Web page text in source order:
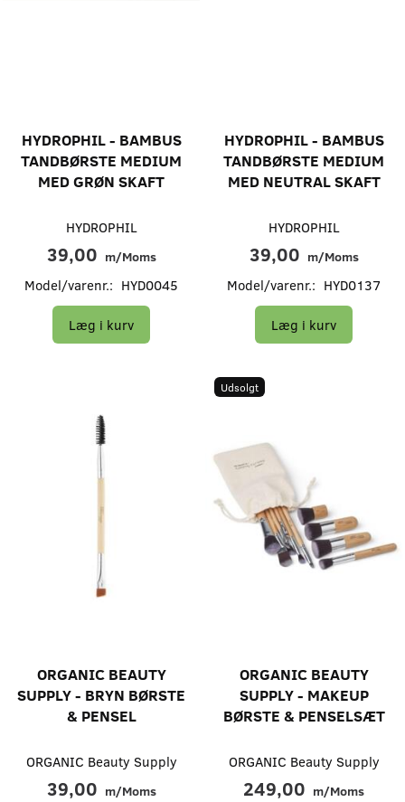
HYDROPHIL - BAMBUS
TANDBØRSTE MEDIUM
MED GRØN SKAFT
HYDROPHIL
39,00 m/Moms
Model/varenr.: HYD0045
Læg i kurv
HYDROPHIL - BAMBUS
TANDBØRSTE MEDIUM
MED NEUTRAL SKAFT
HYDROPHIL
39,00 m/Moms
Model/varenr.: HYD0137
Læg i kurv
ORGANIC BEAUTY
SUPPLY - BRYN BØRSTE
& PENSEL
ORGANIC Beauty Supply
39,00 m/Moms
Udsolgt
ORGANIC BEAUTY
SUPPLY - MAKEUP
BØRSTE & PENSELSÆT
ORGANIC Beauty Supply
249,00 m/Moms